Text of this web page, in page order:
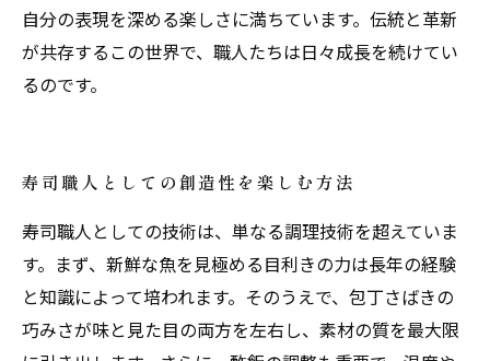
自分の表現を深める楽しさに満ちています。伝統と革新
が共存するこの世界で、職人たちは日々成長を続けてい
るのです。
寿司職人としての創造性を楽しむ方法
寿司職人としての技術は、単なる調理技術を超えていま
す。まず、新鮮な魚を見極める目利きの力は長年の経験
と知識によって培われます。そのうえで、包丁さばきの
巧みさが味と見た目の両方を左右し、素材の質を最大限